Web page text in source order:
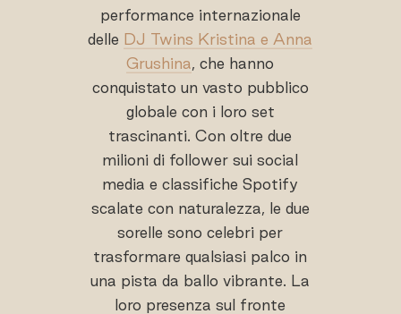
performance internazionale
delle DJ Twins Kristina e Anna
Grushina, che hanno
conquistato un vasto pubblico
globale con i loro set
trascinanti. Con oltre due
milioni di follower sui social
media e classifiche Spotify
scalate con naturalezza, le due
sorelle sono celebri per
trasformare qualsiasi palco in
una pista da ballo vibrante. La
loro presenza sul fronte